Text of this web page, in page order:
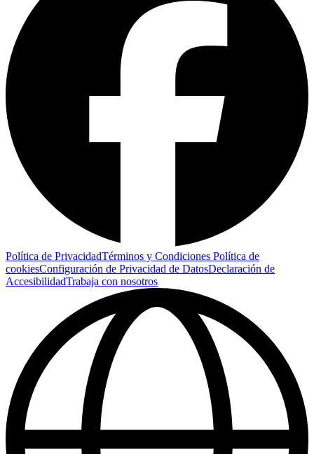
Política de PrivacidadTérminos y Condiciones Política de
cookiesConfiguración de Privacidad de DatosDeclaración de
AccesibilidadTrabaja con nosotros